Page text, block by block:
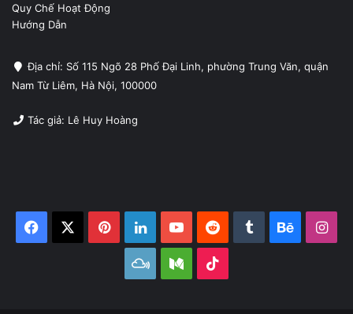
Quy Chế Hoạt Động
Hướng Dẫn
Địa chỉ: Số 115 Ngõ 28 Phố Đại Linh, phường Trung Văn, quận
Nam Từ Liêm, Hà Nội, 100000
Tác giả: Lê Huy Hoàng
Facebook PinterestLinkedInYouTubeRedditTumblrBehance
Mixcloud
Medium